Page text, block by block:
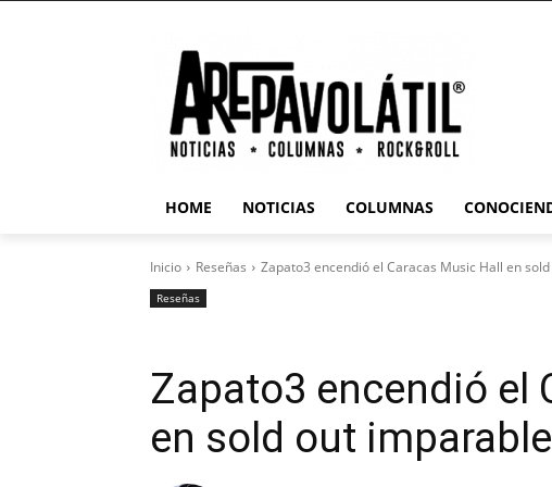
HOME NOTICIAS COLUMNAS
Inicio Reseñas Zapato3 encendió el Caracas Music Hall en
Reseñas
Zapato3 encendió el
en sold out imparable